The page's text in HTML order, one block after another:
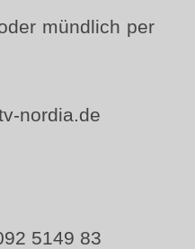
mündlich per
nordia.de
5149 83